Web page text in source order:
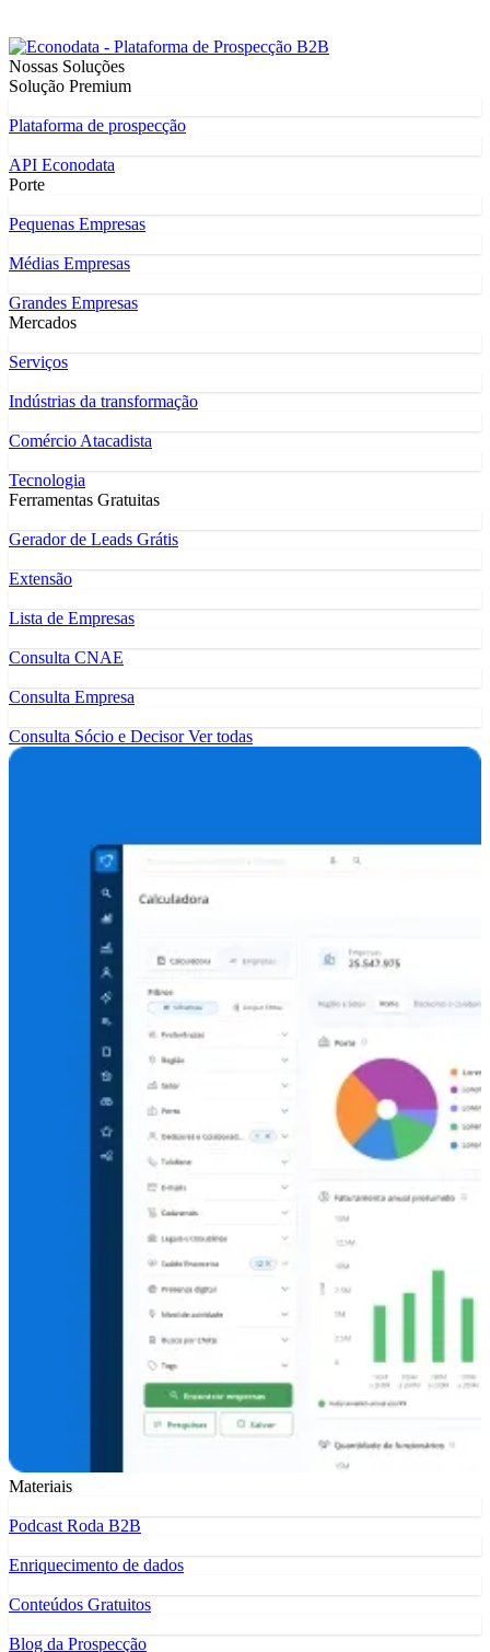
Nossas Soluções
Solução Premium
Plataforma de prospecção
API Econodata
Porte
Pequenas Empresas
Médias Empresas
Grandes Empresas
Mercados
Serviços
Indústrias da transformação
Comércio Atacadista
Tecnologia
Ferramentas Gratuitas
Gerador de Leads Grátis
Extensão
Lista de Empresas
Consulta CNAE
Consulta Empresa
Consulta Sócio e DecisorVer todas
Materiais
Podcast Roda B2B
Enriquecimento de dados
Conteúdos Gratuitos
Blog da Prospecção